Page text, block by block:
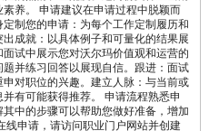
养。 申请建议在申请过程中脱颖而
制您的申请：为每个工作定制履历和
成就：以具体例子和可量化的结果展
试中展示您对沃尔玛价值观和运营的
并练习回答以展现自信。跟进：面试
对职位的兴趣。建立人脉：与当前或
有可能获得推荐。 申请流程熟悉申
中的步骤可以帮助您做好准备，增加
线申请，请访问职业门户网站并创建